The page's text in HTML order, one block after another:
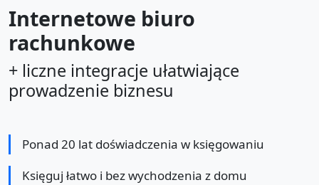
Internetowe biuro
rachunkowe
+ liczne integracje ułatwiające
prowadzenie biznesu
Ponad 20 lat doświadczenia w księgowaniu
Księguj łatwo i bez wychodzenia z domu